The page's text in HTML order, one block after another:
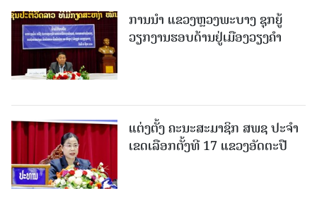
ການນຳ ແຂວງຫຼວງພະບາງ ຊຸກຍູ້
ວຽກງານຮອບດ້ານຢູ່ເມືອງວຽງຄໍາ
ແຕ່ງຕັ້ງ ຄະນະສະມາຊິກ ສພຊ ປະຈຳ
ເຂດເລືອກຕັ້ງທີ 17 ແຂວງອັດຕະປື